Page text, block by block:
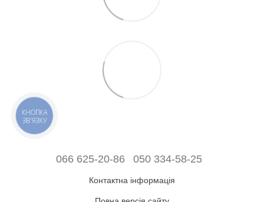
066 625-20-86 050 334-58-25
Контактна інформація
КНОПКА
ЗВ'ЯЗКУ